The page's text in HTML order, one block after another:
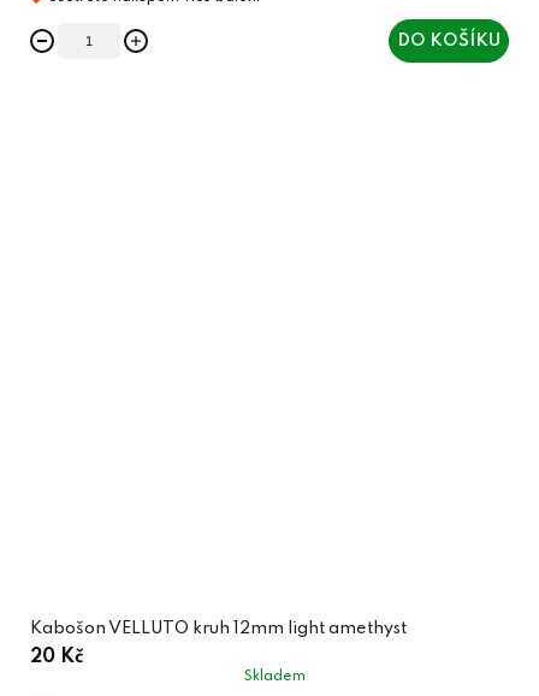
DO KOŠÍKU
Kabošon VELLUTO kruh 12mm light amethyst
20 Kč
Skladem